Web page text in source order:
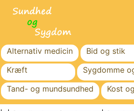
Alternativ medicin
Bid og stik
Kræft
Sygdomme
Tand- og mundsundhed
Kost
Familiesundhed